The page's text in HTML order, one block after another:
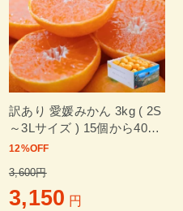
訳あり 愛媛みかん 3kg ( 2S
～3Lサイズ ) 15個から40個
程度
12%OFF
3,600円
3,150 円